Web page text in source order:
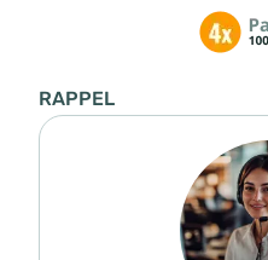
RAPPEL